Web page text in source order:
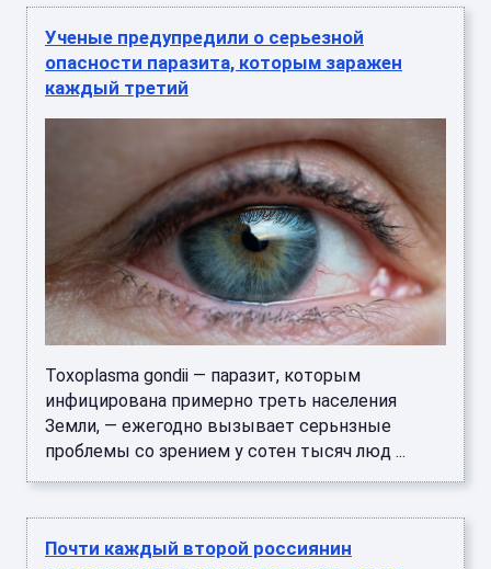
Ученые предупредили о серьезной
опасности паразита, которым заражен
каждый третий
Toxoplasma gondii — паразит, которым
инфицирована примерно треть населения
Земли, — ежегодно вызывает серьнзные
проблемы со зрением у сотен тысяч люд ...
Почти каждый второй россиянин